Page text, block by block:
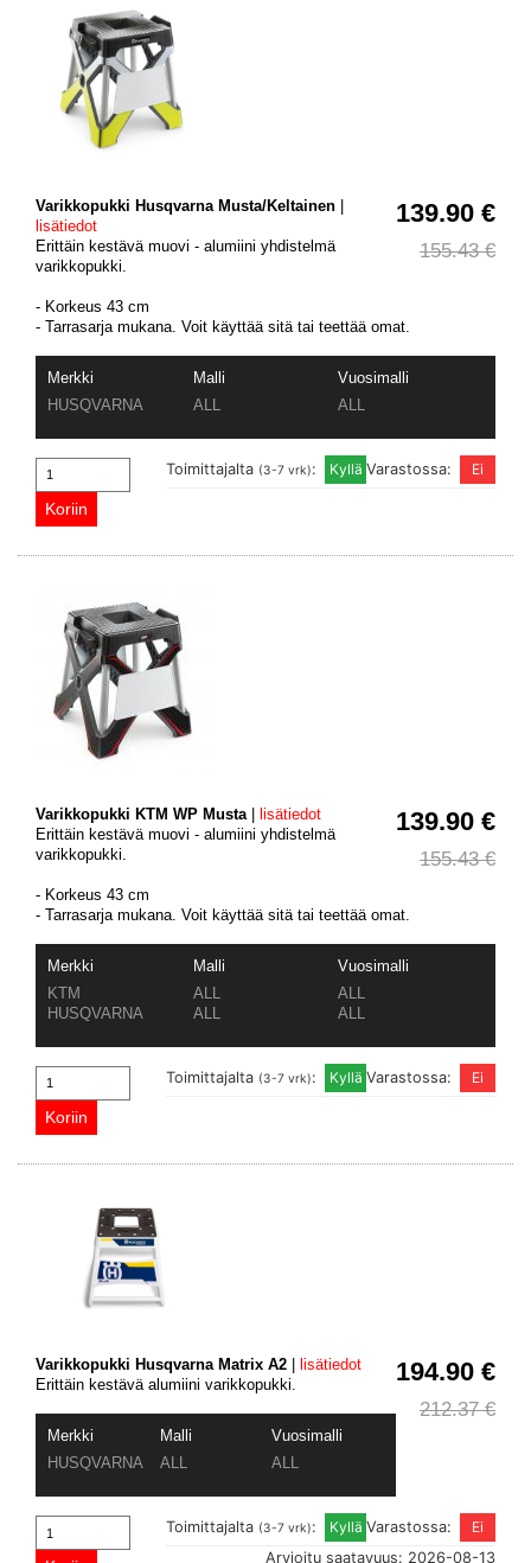
139.90 €
155.43 €
Varikkopukki Husqvarna Musta/Keltainen |
lisätiedot
Erittäin kestävä muovi - alumiini yhdistelmä
varikkopukki.
- Korkeus 43 cm
- Tarrasarja mukana. Voit käyttää sitä tai teettää omat.
Merkki Malli
Vuosimalli
HUSQVARNA
ALL ALL
Varastossa:
Toimittajalta (3-7 vrk):
139.90 €
155.43 €
Varikkopukki KTM WP Musta | lisätiedot
Erittäin kestävä muovi - alumiini yhdistelmä
varikkopukki.
- Korkeus 43 cm
- Tarrasarja mukana. Voit käyttää sitä tai teettää omat.
Merkki Malli
Vuosimalli
KTM
ALL
ALL
HUSQVARNA
ALL ALL
Varastossa:
Toimittajalta (3-7 vrk):
194.90 €
212.37 €
Varikkopukki Husqvarna Matrix A2
lisätiedot
Erittäin kestävä alumiini varikkopukki.
Merkki Malli
Vuosimalli
HUSQVARNA
ALL ALL
Varastossa:
Toimittajalta (3-7 vrk):
Arvioitu saatavuus: 2026-08-13